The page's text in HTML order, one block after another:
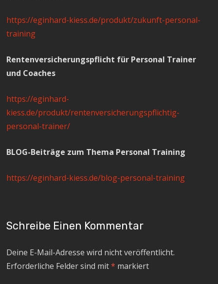
https://eginhard-kiess.de/produkt/zukunft-personal-
training
Rentenversicherungspflicht für Personal Trainer
und Coaches
https://eginhard-
kiess.de/produkt/rentenversicherungspflichtig-
personal-trainer/
BLOG-Beiträge zum Thema Personal Training
https://eginhard-kiess.de/blog-personal-training
Schreibe Einen Kommentar
Deine E-Mail-Adresse wird nicht veröffentlicht.
Erforderliche Felder sind mit* markiert